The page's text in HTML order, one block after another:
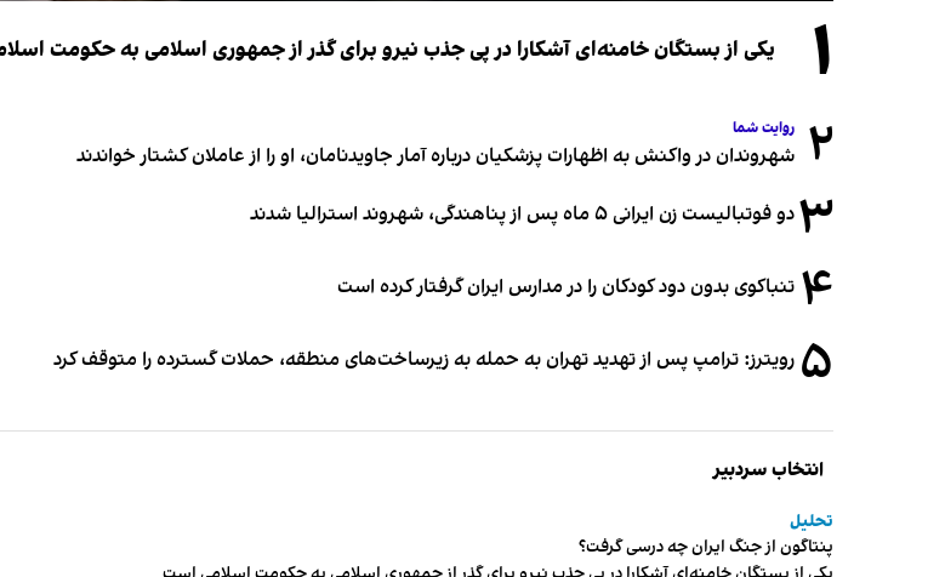
۱ یکی از بستگان خامنه‌ای آشکارا در پی جذب نیرو برای گذر از جمهوری اسلامی به حکومت
۲ روایت شما
شهروندان در واکنش به اظهارات پزشکیان درباره آمار جاویدنامان، او را از عاملان کشتار خواندند
۳دو فوتبالیست زن ایرانی ۵ ماه پس از پناهندگی، شهروند استرالیا شدند
۴ تنباکوی بدون دود کودکان را در مدارس ایران گرفتار کرده است
۵ رویترز: ترامپ پس از تهدید تهران به حمله به زیرساخت‌های منطقه، حملات گسترده را متوقف کرد
انتخاب سردبیر
تحلیل
پنتاگون از جنگ ایران چه درسی گرفت؟